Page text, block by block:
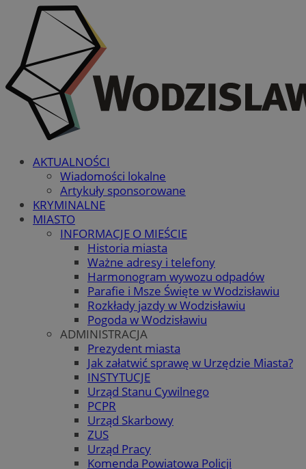
AKTUALNOŚCI
Wiadomości lokalne
Artykuły sponsorowane
KRYMINALNE
MIASTO
INFORMACJE O MIEŚCIE
Historia miasta
Ważne adresy i telefony
Harmonogram wywozu odpadów
Parafie i Msze Święte w Wodzisławiu
Rozkłady jazdy w Wodzisławiu
Pogoda w Wodzisławiu
ADMINISTRACJA
Prezydent miasta
Jak załatwić sprawę w Urzędzie Miasta?
INSTYTUCJE
Urząd Stanu Cywilnego
PCPR
Urząd Skarbowy
ZUS
Urząd Pracy
Komenda Powiatowa Policji